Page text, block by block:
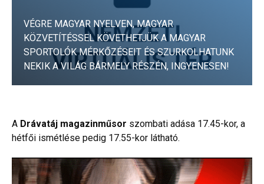
VÉGRE MAGYAR NYELVEN, MAGYAR
KÖZVETÍTÉSSEL KÖVETHETJÜK A MAGYAR
SPORTOLÓK MÉRKŐZÉSEIT ÉS SZURKOLHATUNK
NEKIK A VILÁG BÁRMELY RÉSZÉN, INGYENESEN!
A Drávatáj magazinműsor szombati adása 17.45-kor, a
hétfői ismétlése pedig 17.55-kor látható.